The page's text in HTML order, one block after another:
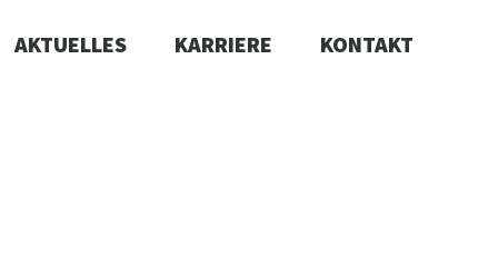
AKTUELLES KARRIERE KONTAKT